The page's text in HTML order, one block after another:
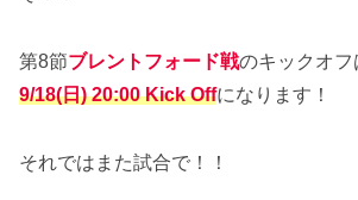
第8節ブレントフォード戦のキックオフ
9/18(日) 20:00 Kick Offになります！
それではまた試合で！！